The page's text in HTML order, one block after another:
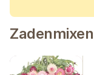
Zadenmixen